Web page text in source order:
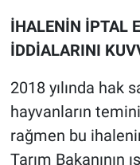
İHALENİN İPTAL
İDDİALARINI
2018 yılında hak
hayvanların
rağmen bu
Tarım Bakanının